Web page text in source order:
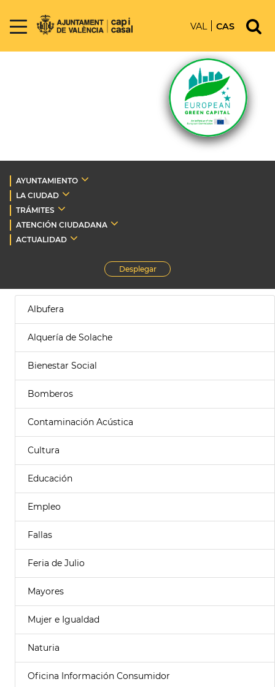
VAL CAS
AYUNTAMIENTO
LA CIUDAD
TRÁMITES
ATENCIÓN CIUDADANA
ACTUALIDAD
Desplegar
Albufera
Alquería de Solache
Bienestar Social
Bomberos
Contaminación Acústica
Cultura
Educación
Empleo
Fallas
Feria de Julio
Mayores
Mujer e Igualdad
Naturia
Oficina Información Consumidor